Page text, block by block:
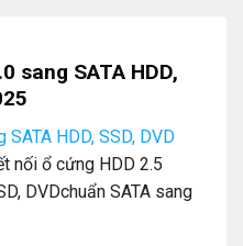
sang SATA HDD,
HDD, SSD, DVD
nối ổ cứng HDD 2.5
DVDchuẩn SATA sang